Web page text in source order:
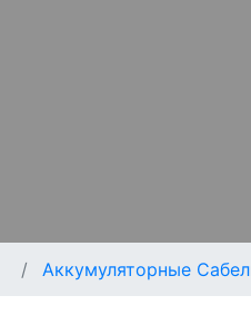
Аккумуляторные